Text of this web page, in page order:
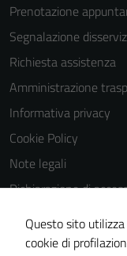
Prenotazione
Segnalazione
Richiesta assistenza
Amministrazione
Informativa privacy
Cookie Policy
Note legali
Dichiarazione di
Dichiarazione di
Whistleblowing
Questo sito
cookie di